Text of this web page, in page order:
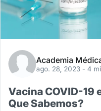
Academia
ago. 28, 2023 - 4
Vacina COVID-19
Que Sabemos?